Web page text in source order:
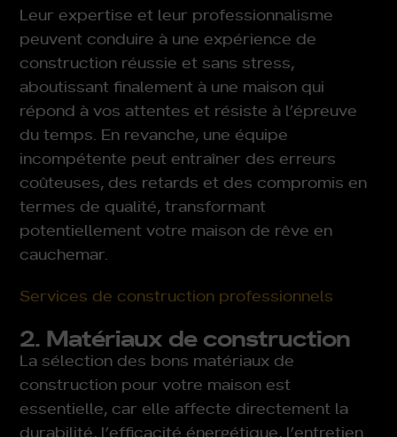
Leur expertise et leur professionnalisme
peuvent conduire à une expérience de
construction réussie et sans stress,
aboutissant finalement à une maison qui
répond à vos attentes et résiste à l’épreuve
du temps. En revanche, une équipe
incompétente peut entraîner des erreurs
coûteuses, des retards et des compromis en
termes de qualité, transformant
potentiellement votre maison de rêve en
cauchemar.
Services de construction professionnels
2. Matériaux de construction
La sélection des bons matériaux de
construction pour votre maison est
essentielle, car elle affecte directement la
durabilité, l’efficacité énergétique, l’entretien